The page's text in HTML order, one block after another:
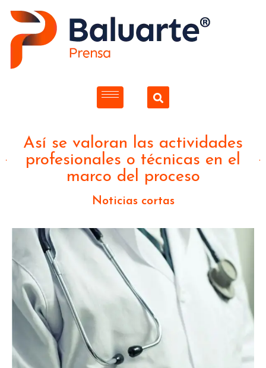
Así se valoran las actividades
profesionales o técnicas en el
marco del proceso
Noticias cortas